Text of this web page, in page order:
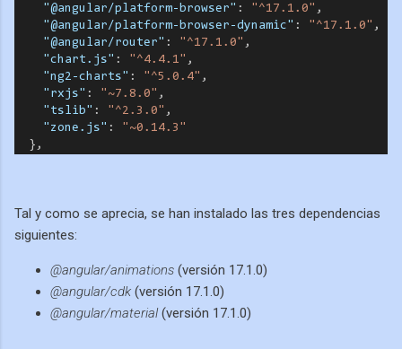
"@angular/platform-browser" : "^17.1.0" ,
"@angular/platform-browser-dynamic" : "^17.1.0" ,
"@angular/router" : "^17.1.0" ,
"chart.js" : "^4.4.1" ,
"ng2-charts" : "^5.0.4" ,
"rxjs" : "~7.8.0" ,
"tslib" : "^2.3.0" ,
"zone.js" : "~0.14.3"
},
Tal y como se aprecia, se han instalado las tres dependencias
siguientes:
@angular/animations (versión 17.1.0)
@angular/cdk (versión 17.1.0)
@angular/material(versión 17.1.0)